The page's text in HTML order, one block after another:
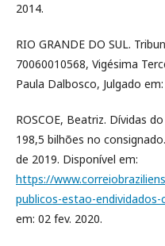
2014.
RIO GRANDE DO SUL.
70060010568, Vigésima
Paula Dalbosco, Julgado
ROSCOE, Beatriz. Dívidas
198,5 bilhões no
de 2019. Disponível em:
https://
publicos-estao-
em: 02 fev. 2020.